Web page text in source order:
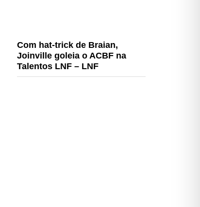
Com hat-trick de Braian,
Joinville goleia o ACBF na
Talentos LNF – LNF